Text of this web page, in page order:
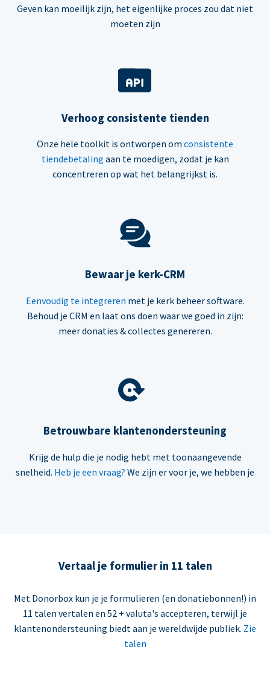
Geven kan moeilijk zijn, het eigenlijke proces zou dat niet
moeten zijn
Verhoog consistente tienden
Onze hele toolkit is ontworpen om consistente
tiendebetaling aan te moedigen, zodat je kan
concentreren op wat het belangrijkst is.
Bewaar je kerk-CRM
Eenvoudig te integreren met je kerk beheer software.
Behoud je CRM en laat ons doen waar we goed in zijn:
meer donaties & collectes genereren.
Betrouwbare klantenondersteuning
Krijg de hulp die je nodig hebt met toonaangevende
snelheid. Heb je een vraag? We zijn er voor je, we hebben je
Vertaal je formulier in 11 talen
Met Donorbox kun je je formulieren (en donatiebonnen!) in
11 talen vertalen en 52 + valuta's accepteren, terwijl je
klantenondersteuning biedt aan je wereldwijde publiek. Zie
talen